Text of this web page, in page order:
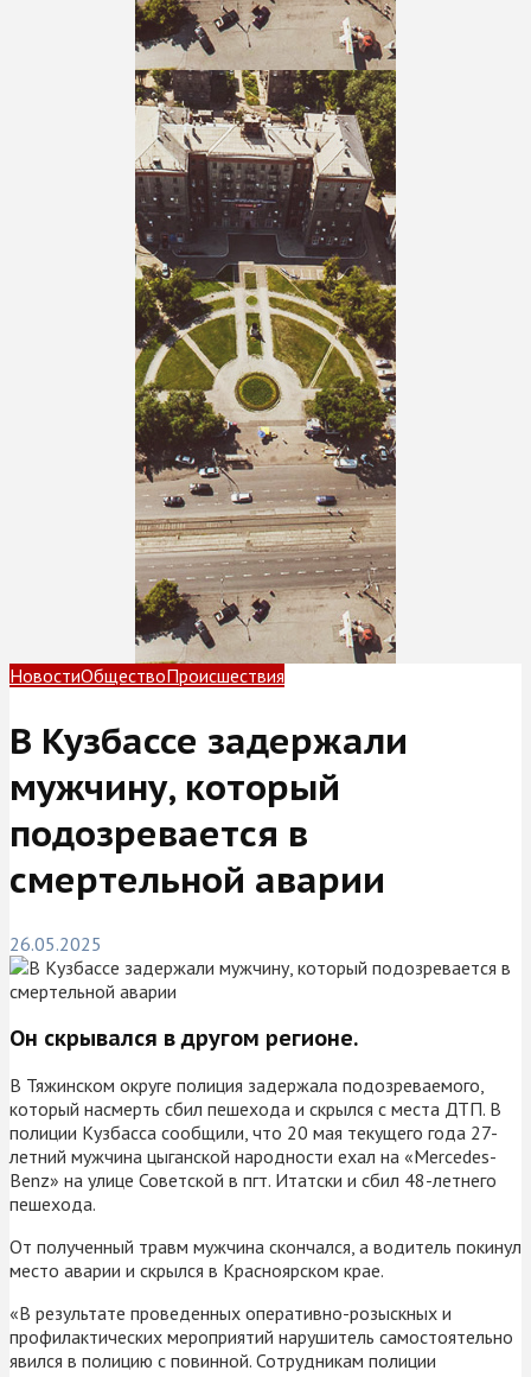
НовостиОбществоПроисшествия
В Кузбассе задержали
мужчину, который
подозревается в
смертельной аварии
26.05.2025
Он скрывался в другом регионе.
В Тяжинском округе полиция задержала подозреваемого,
который насмерть сбил пешехода и скрылся с места ДТП. В
полиции Кузбасса сообщили, что 20 мая текущего года 27-
летний мужчина цыганской народности ехал на «Mercedes-
Benz» на улице Советской в пгт. Итатски и сбил 48-летнего
пешехода.
От полученный травм мужчина скончался, а водитель покинул
место аварии и скрылся в Красноярском крае.
«В результате проведенных оперативно-розыскных и
профилактических мероприятий нарушитель самостоятельно
явился в полицию с повинной. Сотрудникам полиции